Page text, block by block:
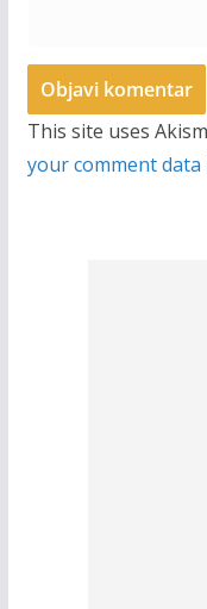
This site uses
your comment data